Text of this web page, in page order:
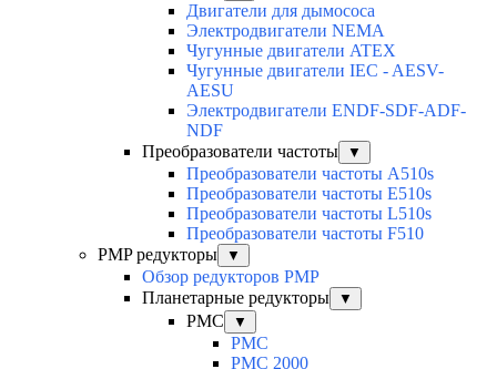
Двигатели для дымососа
Электродвигатели NEMA
Чугунные двигатели ATEX
Чугунные двигатели IEC - AESV-
AESU
Электродвигатели ENDF-SDF-ADF-
NDF
Преобразователи частоты
▼
Преобразователи частоты A510s
Преобразователи частоты E510s
Преобразователи частоты L510s
Преобразователи частоты F510
PMP редукторы
▼
Обзор редукторов PMP
Планетарные редукторы
▼
PMC ▼
PMC
PMC 2000